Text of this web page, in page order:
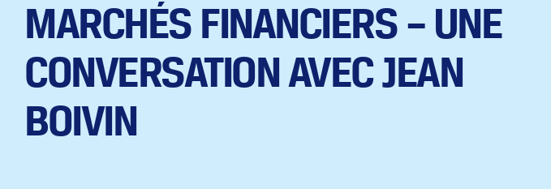
MARCHÉS FINANCIERS – UNE
CONVERSATION AVEC JEAN
BOIVIN